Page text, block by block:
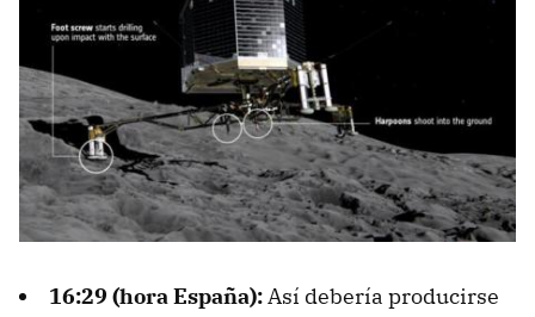
16:29 (hora España):Así debería producirse